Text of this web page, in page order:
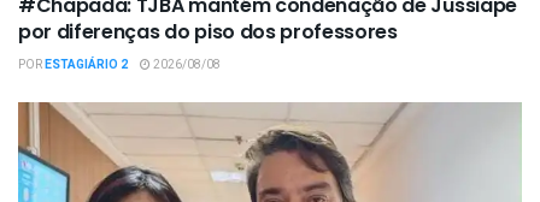
#Chapada: TJBA mantém condenação de Jussiape
por diferenças do piso dos professores
PORESTAGIÁRIO 2 2026/08/08